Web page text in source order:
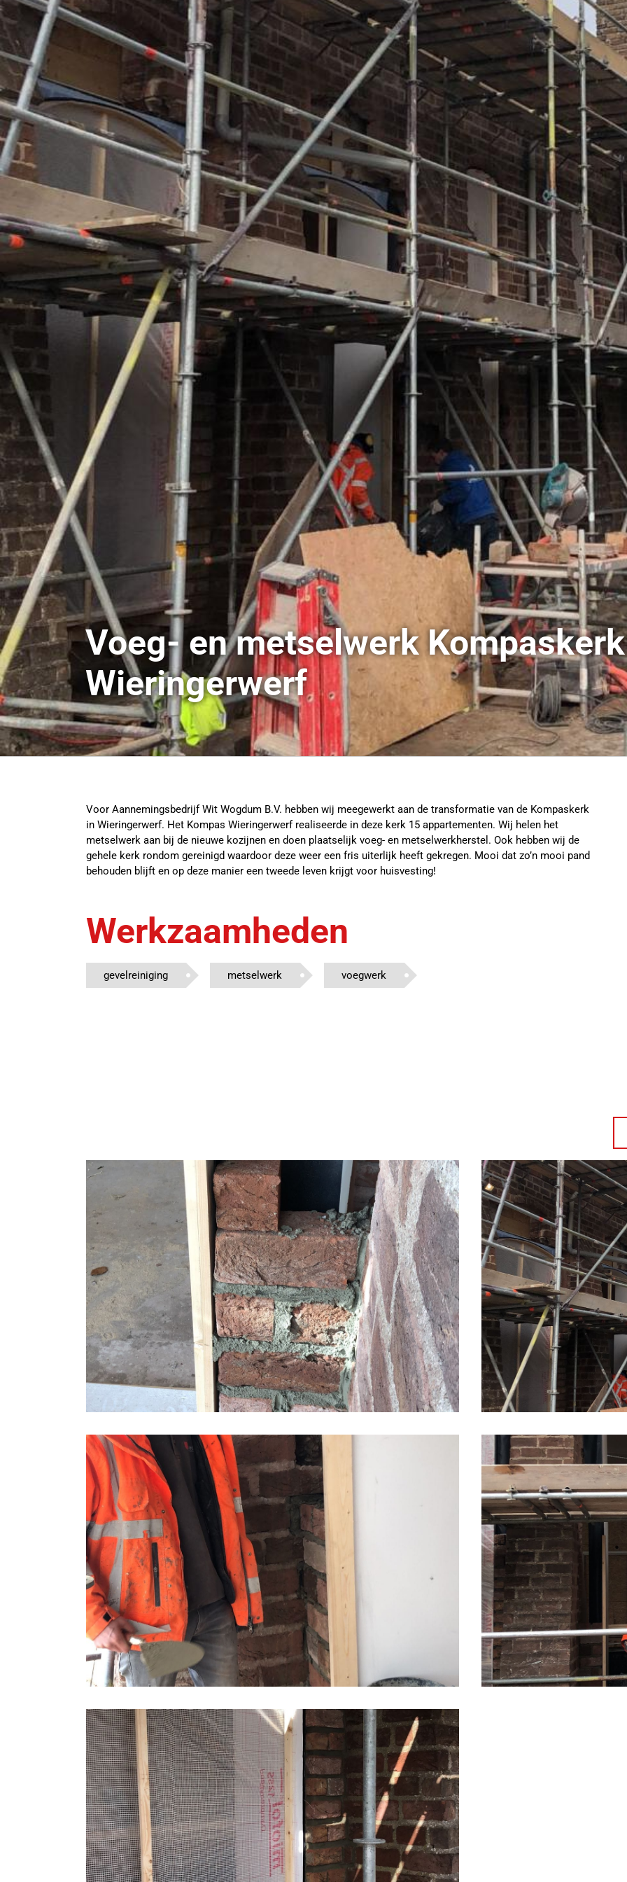
Voeg- en metselwerk
Wieringerwerf
Voor Aannemingsbedrijf Wit Wogdum B.V. hebben wij meegewerkt aan de transformatie van de Kompaskerk
in Wieringerwerf. Het Kompas Wieringerwerf realiseerde in deze kerk 15 appartementen. Wij helen het
metselwerk aan bij de nieuwe kozijnen en doen plaatselijk voeg- en metselwerkherstel. Ook hebben wij de
gehele kerk rondom gereinigd waardoor deze weer een fris uiterlijk heeft gekregen. Mooi dat zo’n mooi pand
behouden blijft en op deze manier een tweede leven krijgt voor huisvesting!
Werkzaamheden
gevelreiniging metselwerk voegwerk